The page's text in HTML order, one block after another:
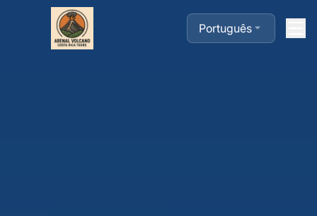
Português